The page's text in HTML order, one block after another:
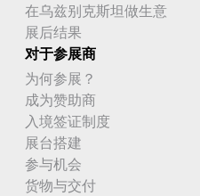
在乌兹别克斯坦做生意
展后结果
对于参展商
为何参展？
成为赞助商
入境签证制度
展台搭建
参与机会
货物与交付